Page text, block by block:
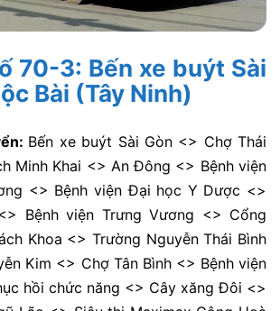
70-3: Bến xe buýt Sài
Bài (Tây Ninh)
Bến xe buýt Sài Gòn <> Chợ Thái
Minh Khai <> An Đông <> Bệnh viện
<> Bệnh viện Đại học Y Dược <>
Bệnh viện Trưng Vương <> Cổng
Khoa <> Trường Nguyễn Thái Bình
Kim <> Chợ Tân Bình <> Bệnh viện
hồi chức năng <> Cây xăng Đôi <>